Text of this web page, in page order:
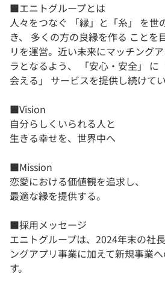
■エニトグループとは
人々をつなぐ 「縁」と「糸」 を世
き、 多くの方の良縁を作る ことを
リを運営。近い未来にマッチング
ラとなるよう、 「安心・安全」 に
会える」 サービスを提供し続けてい
■Vision
自分らしくいられる人と
生きる幸せを、世界中へ
■Mission
恋愛における価値観を追求し、
最適な縁を提供する。
■採用メッセージ
エニトグループは、2024年末の社
ングアプリ事業に加えて新規事業
す。